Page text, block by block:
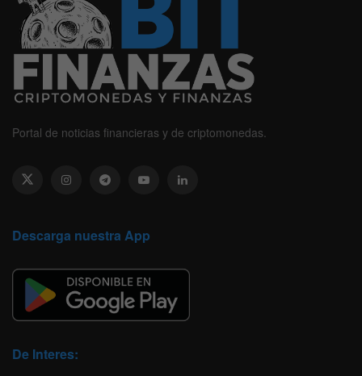
Portal de noticias financieras y de criptomonedas.
Descarga nuestra App
De Interes: